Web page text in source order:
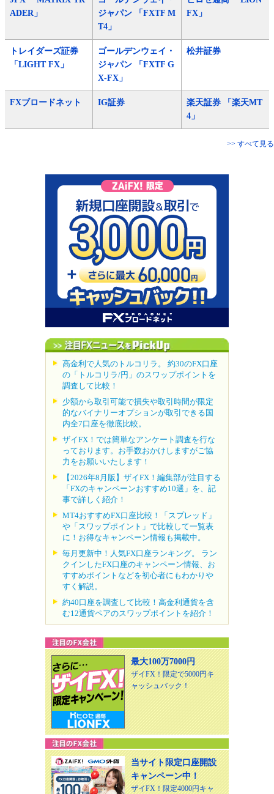
ADER」
ジャパン 「FXTF M
T4」
FX」
トレイダーズ証券
「LIGHT FX」
ゴールデンウェイ・
ジャパン 「FXTF G
X-FX」
松井証券
FXブロードネット IG証券
楽天証券 「楽天MT
4」
>> すべて見る
高金利で人気のトルコリラ。 約30のFX口座
の「トルコリラ/円」のスワップポイントを
調査して比較！
少額から取引可能で損失や取引時間が限定
的なバイナリーオプションが取引できる国
内全7口座を徹底比較。
ザイFX！では簡単なアンケート調査を行な
っております。お手数おかけしますがご協
力をお願いいたします！
【2026年8月版】ザイFX！編集部が注目する
「FXのキャンペーンおすすめ10選」を、記
事で詳しく紹介！
MT4おすすめFX口座比較！「スプレッド」
や「スワップポイント」で比較して一覧表
に！お得なキャンペーン情報も掲載中。
毎月更新中！人気FX口座ランキング。 ラン
クインしたFX口座のキャンペーン情報、お
すすめポイントなどを初心者にもわかりや
すく解説。
約40口座を調査して比較！高金利通貨を含
む12通貨ペアのスワップポイントを紹介！
最大100万7000円
ザイFX！限定で5000円キ
ャッシュバック！
当サイト限定口座開設
キャンペーン中！
ザイFX！限定4000円キャ